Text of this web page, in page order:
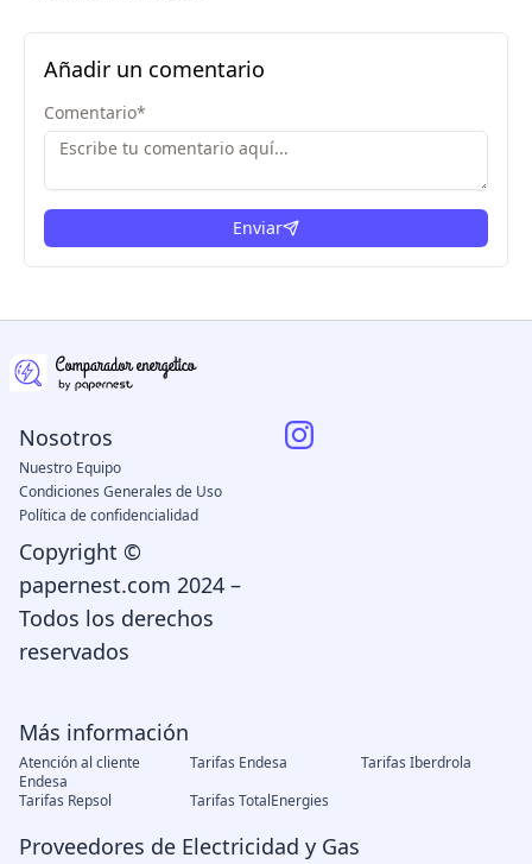
Añadir un comentario
Comentario*
Enviar
Más información
Atención al cliente
Endesa
Tarifas Endesa
Tarifas Iberdrola
Tarifas Repsol
Tarifas TotalEnergies
Proveedores de Electricidad y Gas
Nosotros
Nuestro Equipo
Condiciones Generales de Uso
Política de confidencialidad
Copyright ©
papernest.com 2024 –
Todos los derechos
reservados